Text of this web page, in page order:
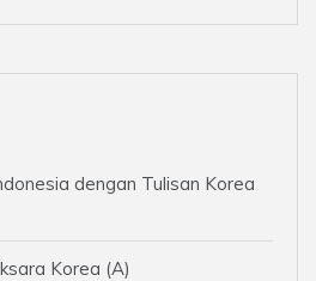
dengan Tulisan Korea
Korea (A)